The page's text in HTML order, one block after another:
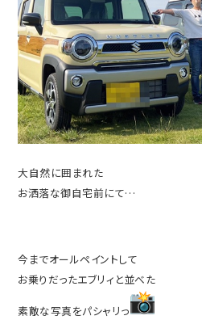
大自然に囲まれた
お洒落な御自宅前にて…
今までオールペイントして
お乗りだったエブリィと並べた
素敵な写真をパシャリっ